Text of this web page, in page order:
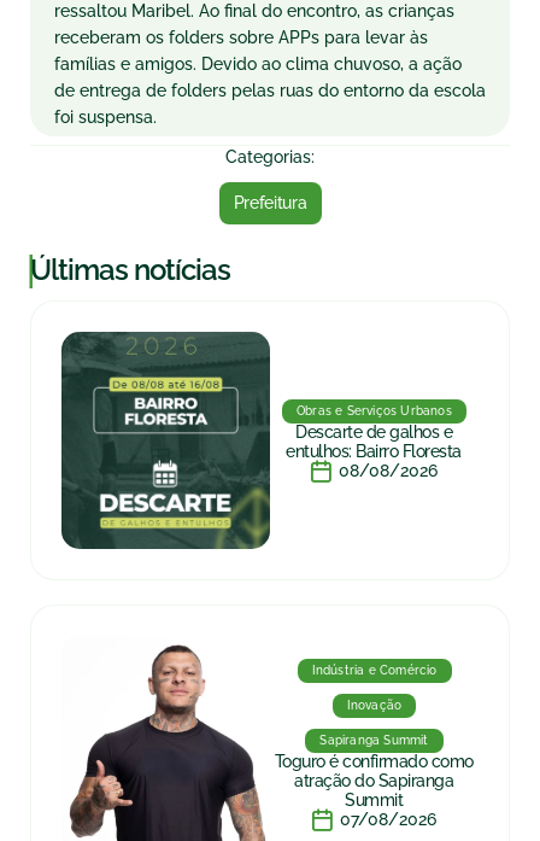
ressaltou Maribel. Ao final do encontro, as crianças
receberam os folders sobre APPs para levar às
famílias e amigos. Devido ao clima chuvoso, a ação
de entrega de folders pelas ruas do entorno da escola
foi suspensa.
Categorias:
Prefeitura
|Últimas notícias
Obras e Serviços Urbanos
Descarte de galhos e
entulhos: Bairro Floresta
08/08/2026
Indústria e Comércio
Inovação
Sapiranga Summit
Toguro é confirmado como
atração do Sapiranga
Summit
07/08/2026